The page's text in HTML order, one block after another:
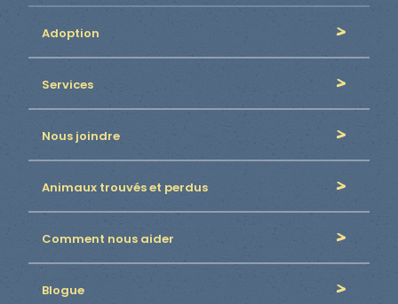
Adoption
Services
Nous joindre
Animaux trouvés et perdus
Comment nous aider
Blogue